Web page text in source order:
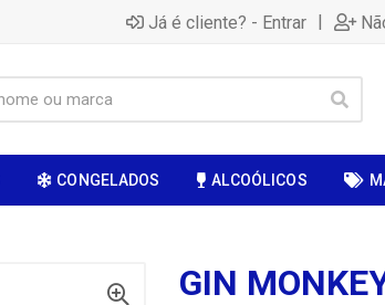
Já é cliente? - Entrar |
CONGELADOS ALCOÓLICOS
GIN